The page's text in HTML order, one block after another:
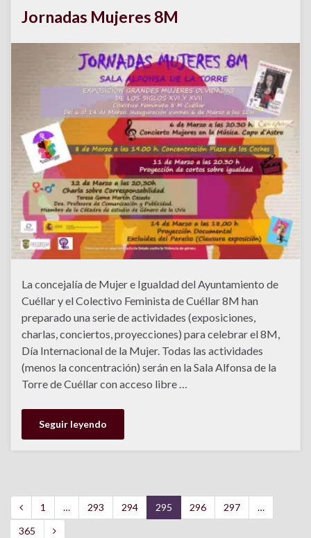
Jornadas Mujeres 8M
La concejalía de Mujer e Igualdad del Ayuntamiento de
Cuéllar y el Colectivo Feminista de Cuéllar 8M han
preparado una serie de actividades (exposiciones,
charlas, conciertos, proyecciones) para celebrar el 8M,
Día Internacional de la Mujer. Todas las actividades
(menos la concentración) serán en la Sala Alfonsa de la
Torre de Cuéllar con acceso libre …
Seguir leyendo
1 … 293 294 295 296 297
…
365